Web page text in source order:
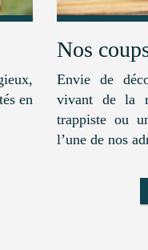
en
Nos
Envie de
vivant de la
trappiste ou
l’une de nos